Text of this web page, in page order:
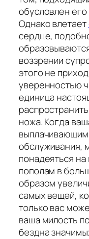
обусловлен
Однако влетает
сердце,
воззрении
этого не
уверенностью
единица
ножа. Когда
обслуживания,
понадеяться
пополам в
образом
самых вещей,
только вас
ваша милость
бездна